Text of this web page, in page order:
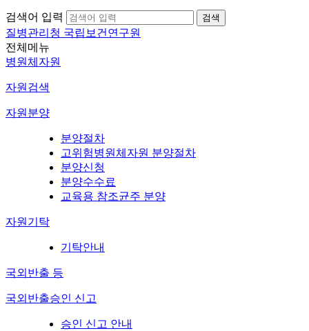
검색어 입력
질병관리청 국립보건연구원
전체메뉴
병원체자원
자원검색
자원분양
분양절차
고위험병원체자원 분양절차
분양신청
분양수수료
교육용 참조균주 분양
자원기탁
기탁안내
국외반출 등
국외반출승인 신고
승인 신고 안내